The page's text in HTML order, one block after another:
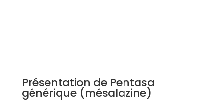
Présentation de Pentasa
générique (mésalazine)